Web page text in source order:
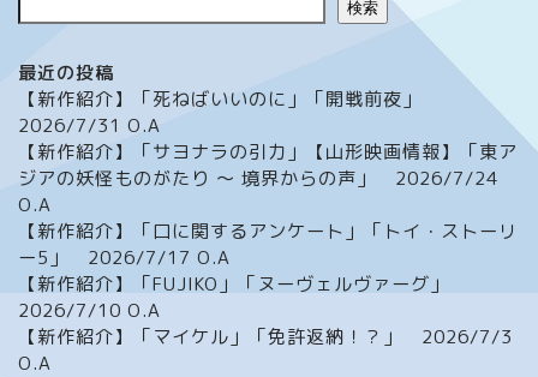
検索
最近の投稿
【新作紹介】「死ねばいいのに」「開戦前夜」
2026/7/31 O.A
【新作紹介】「サヨナラの引力」【山形映画情報】「東ア
ジアの妖怪ものがたり ～ 境界からの声」 2026/7/24
O.A
【新作紹介】「口に関するアンケート」「トイ・ストーリ
ー5」 2026/7/17 O.A
【新作紹介】「FUJIKO」「ヌーヴェルヴァーグ」
2026/7/10 O.A
【新作紹介】「マイケル」「免許返納！？」 2026/7/3
O.A